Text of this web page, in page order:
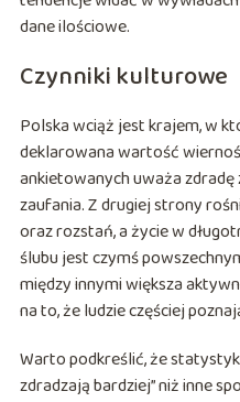
dane ilościowe.
Czynniki kulturowe
Polska wciąż jest krajem, w
deklarowana wartość
ankietowanych uważa
zaufania. Z drugiej strony
oraz rozstań, a życie w
ślubu jest czymś
między innymi większa
na to, że ludzie częściej
Warto podkreślić, że
zdradzają bardziej” niż inne